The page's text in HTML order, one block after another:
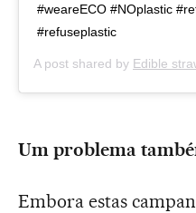
#weareECO #NOplastic
#refuseplastic
A post shared by Edible
Um problema
Embora estas